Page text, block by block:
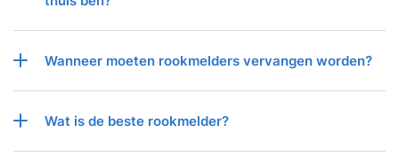
Wanneer moeten rookmelders vervangen worden?
Wat is de beste rookmelder?